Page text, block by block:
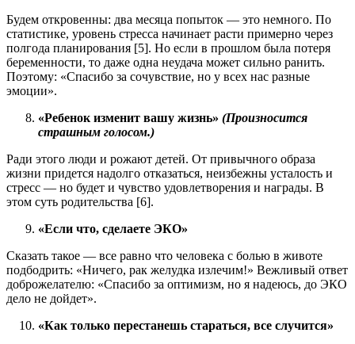
Будем откровенны: два месяца попыток — это немного. По
статистике, уровень стресса начинает расти примерно через
полгода планирования [5]. Но если в прошлом была потеря
беременности, то даже одна неудача может сильно ранить.
Поэтому: «Спасибо за сочувствие, но у всех нас разные
эмоции».
«Ребенок изменит вашу жизнь» (Произносится
страшным голосом.)
Ради этого люди и рожают детей. От привычного образа
жизни придется надолго отказаться, неизбежны усталость и
стресс — но будет и чувство удовлетворения и награды. В
этом суть родительства [6].
«Если что, сделаете ЭКО»
Сказать такое — все равно что человека с болью в животе
подбодрить: «Ничего, рак желудка излечим!» Вежливый ответ
доброжелателю: «Спасибо за оптимизм, но я надеюсь, до ЭКО
дело не дойдет».
«Как только перестанешь стараться, все случится»